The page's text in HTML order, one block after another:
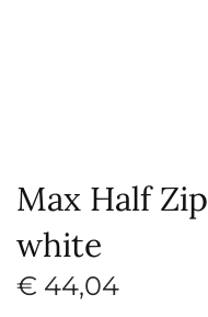
Max Half
white
€ 44,04